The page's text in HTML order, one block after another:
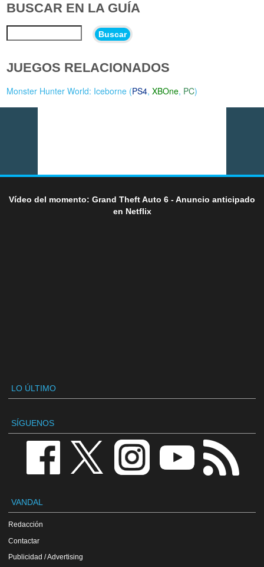
BUSCAR EN LA GUÍA
Buscar
JUEGOS RELACIONADOS
Monster Hunter World: Iceborne (PS4,XBOne, PC)
Vídeo del momento: Grand Theft Auto 6 - Anuncio anticipado
en Netflix
LO ÚLTIMO
SÍGUENOS
VANDAL
Redacción
Contactar
Publicidad / Advertising